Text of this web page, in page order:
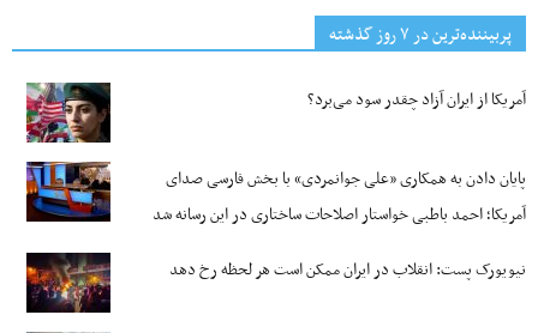
پربیننده‌ترین‌ در ۷ روز گذشته
آمریکا از ایران آزاد چقدر سود می‌برد؟
پایان دادن به همکاری «علی جوانمردی» با بخش فارسی صدای
آمریکا؛ احمد باطبی خواستار اصلاحات ساختاری در این رسانه شد
نیویورک پست: انقلاب در ایران ممکن است هر لحظه رخ دهد